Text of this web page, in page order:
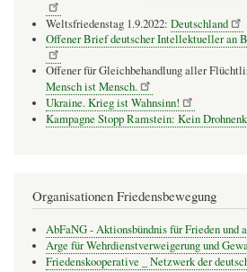
Weltsfriedenstag 1.9.2022: Deutschland
Offener Brief deutscher Intellektueller an
Offener für Gleichbehandlung aller
Mensch ist Mensch.
Ukraine. Krieg ist Wahnsinn!
Kampagne Stopp Ramstein: Kein
Organisationen Friedensbewegung
AbFaNG - Aktionsbündnis für Frieden und
Arge für Wehrdienstverweigerung und
Friedenskooperative _ Netzwerk der